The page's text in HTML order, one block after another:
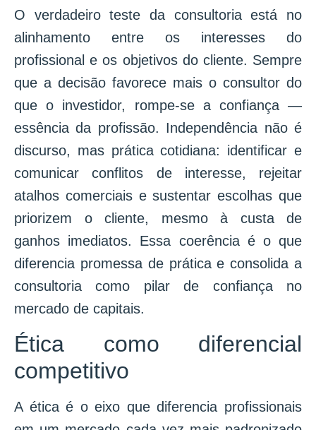
O verdadeiro teste da consultoria está no
alinhamento entre os interesses do
profissional e os objetivos do cliente. Sempre
que a decisão favorece mais o consultor do
que o investidor, rompe-se a confiança —
essência da profissão. Independência não é
discurso, mas prática cotidiana: identificar e
comunicar conflitos de interesse, rejeitar
atalhos comerciais e sustentar escolhas que
priorizem o cliente, mesmo à custa de
ganhos imediatos. Essa coerência é o que
diferencia promessa de prática e consolida a
consultoria como pilar de confiança no
mercado de capitais.
Ética como diferencial
competitivo
A ética é o eixo que diferencia profissionais